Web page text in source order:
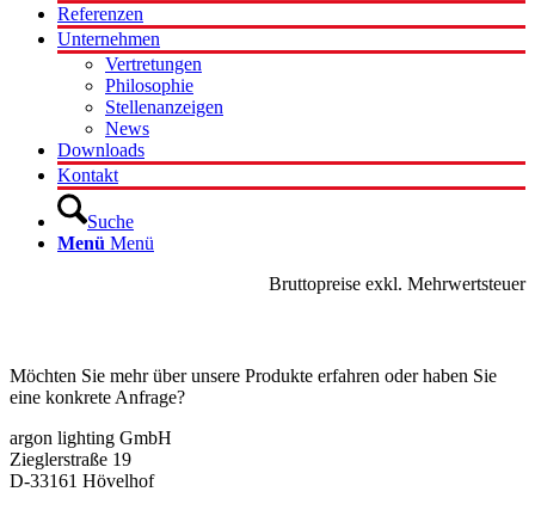
Referenzen
Unternehmen
Vertretungen
Philosophie
Stellenanzeigen
News
Downloads
Kontakt
Suche
Menü Menü
Bruttopreise exkl. Mehrwertsteuer
Möchten Sie mehr über unsere Produkte erfahren oder haben Sie
eine konkrete Anfrage?
argon lighting GmbH
Zieglerstraße 19
D-33161 Hövelhof